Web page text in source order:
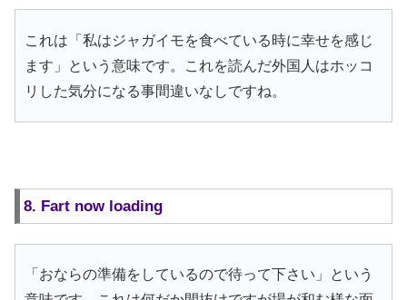
これは「私はジャガイモを食べている時に幸せを感じ
ます」という意味です。これを読んだ外国人はホッコ
リした気分になる事間違いなしですね。
8. Fart now loading
「おならの準備をしているので待って下さい」という